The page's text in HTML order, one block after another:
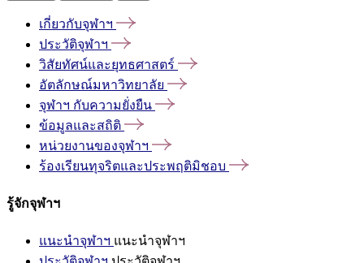
เกี่ยวกับจุฬาฯ
ประวัติจุฬาฯ
วิสัยทัศน์และยุทธศาสตร์
อัตลักษณ์มหาวิทยาลัย
จุฬาฯ กับความยั่งยืน
ข้อมูลและสถิติ
หน่วยงานของจุฬาฯ
ร้องเรียนทุจริตและประพฤติมิชอบ
รู้จักจุฬาฯ
แนะนำจุฬาฯ แนะนำจุฬาฯ